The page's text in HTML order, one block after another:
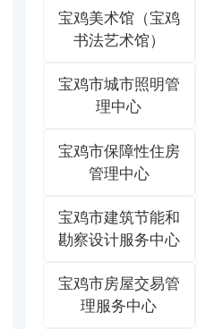
宝鸡美术馆（宝鸡
书法艺术馆）
宝鸡市城市照明管
理中心
宝鸡市保障性住房
管理中心
宝鸡市建筑节能和
勘察设计服务中心
宝鸡市房屋交易管
理服务中心